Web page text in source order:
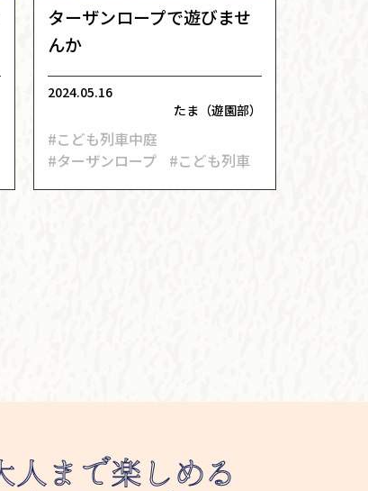
ターザンロープで遊びませ
んか
2024.05.16
たま（遊園部）
#こども列車中庭
#ターザンロープ
#こども列車